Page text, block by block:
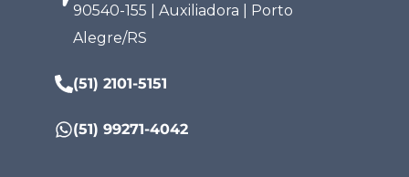
90540-155 | Auxiliadora | Porto
Alegre/RS
(51) 2101-5151
(51) 99271-4042